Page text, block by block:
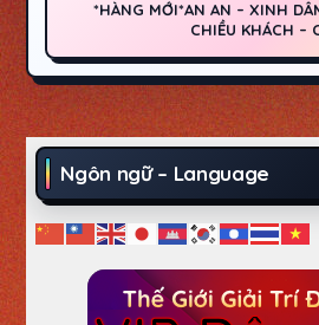
u
h
ư
ớ
sơ
tiếp
theo
*HÀNG MỚI*AN AN – XINH
CHIỀU KHÁCH –
Ngôn ngữ – Language